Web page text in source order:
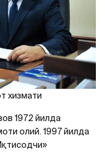
хизмати
1972 йилда
олий. 1997 йилда